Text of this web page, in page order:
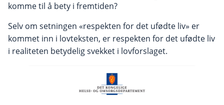
komme til å bety i fremtiden?
Selv om setningen «respekten for det ufødte liv» er
kommet inn i lovteksten, er respekten for det ufødte liv
i realiteten betydelig svekket i lovforslaget.